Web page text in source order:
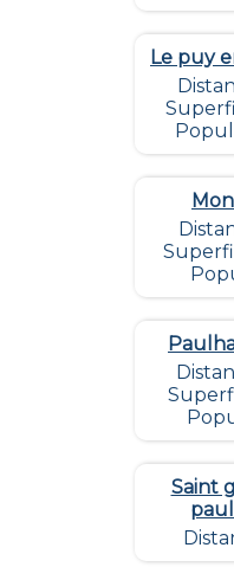
Le puy
Saint